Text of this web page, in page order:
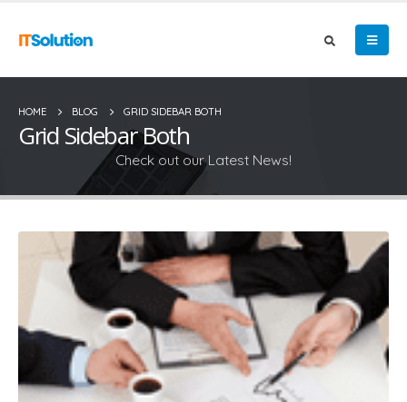
HOME BLOG GRID SIDEBAR BOTH
Grid Sidebar Both
Check out our Latest News!